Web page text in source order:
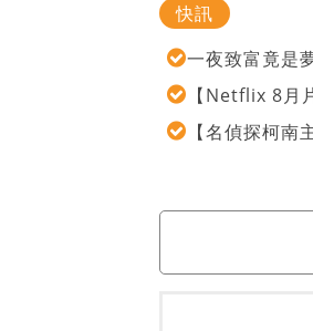
快訊
一夜致富竟是
【Netflix 8月
【名偵探柯